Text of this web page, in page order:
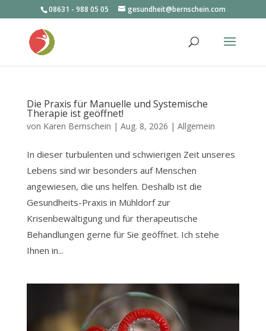
08631 - 988 05 05 gesundheit@bernschein.com
Die Praxis für Manuelle und Systemische
Therapie ist geöffnet!
von Karen Bernschein | Aug. 8, 2026 | Allgemein
In dieser turbulenten und schwierigen Zeit unseres
Lebens sind wir besonders auf Menschen
angewiesen, die uns helfen. Deshalb ist die
Gesundheits-Praxis in Mühldorf zur
Krisenbewältigung und für therapeutische
Behandlungen gerne für Sie geöffnet. Ich stehe
Ihnen in...